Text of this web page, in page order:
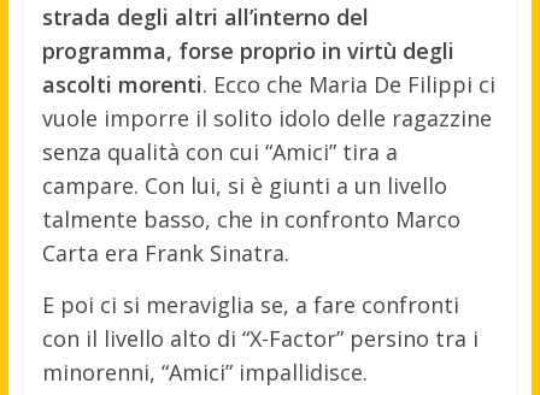
strada degli altri all’interno del
programma, forse proprio in virtù degli
ascolti morenti. Ecco che Maria De Filippi ci
vuole imporre il solito idolo delle ragazzine
senza qualità con cui “Amici” tira a
campare. Con lui, si è giunti a un livello
talmente basso, che in confronto Marco
Carta era Frank Sinatra.
E poi ci si meraviglia se, a fare confronti
con il livello alto di “X-Factor” persino tra i
minorenni, “Amici” impallidisce.